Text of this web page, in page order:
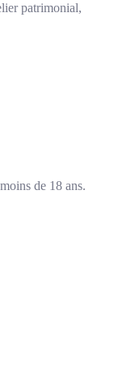
patrimonial,
de 18 ans.